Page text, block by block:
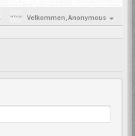
Velkommen,Anonymous